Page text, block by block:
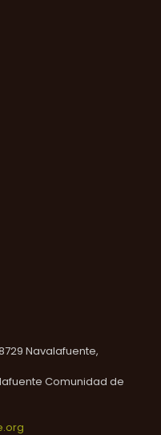
Navalafuente,
Comunidad de